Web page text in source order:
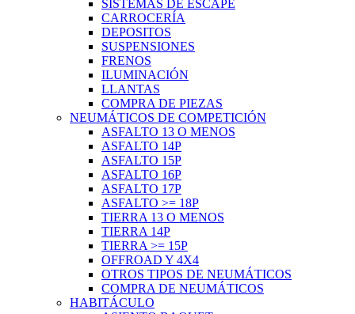
SISTEMAS DE ESCAPE
CARROCERÍA
DEPOSITOS
SUSPENSIONES
FRENOS
ILUMINACIÓN
LLANTAS
COMPRA DE PIEZAS
NEUMÁTICOS DE COMPETICIÓN
ASFALTO 13 O MENOS
ASFALTO 14P
ASFALTO 15P
ASFALTO 16P
ASFALTO 17P
ASFALTO >= 18P
TIERRA 13 O MENOS
TIERRA 14P
TIERRA >= 15P
OFFROAD Y 4X4
OTROS TIPOS DE NEUMÁTICOS
COMPRA DE NEUMÁTICOS
HABITÁCULO